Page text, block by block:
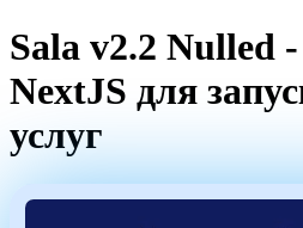
Sala v2.2 Nulled
NextJS для
услуг